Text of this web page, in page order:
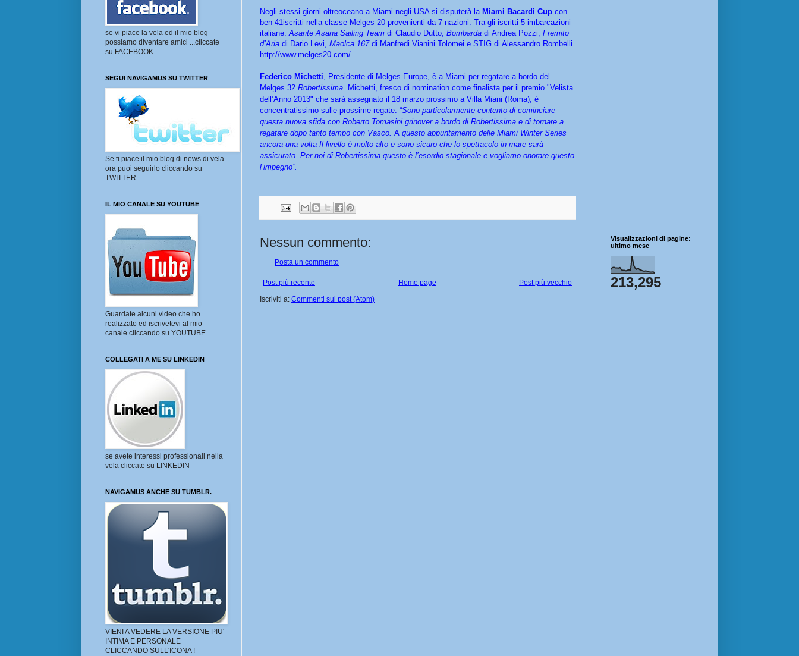
Negli stessi giorni oltreoceano a Miami negli USA si disputerà la Miami Bacardi Cup con
ben 41iscritti nella classe Melges 20 provenienti da 7 nazioni. Tra gli iscritti 5 imbarcazioni
italiane: Asante Asana Sailing Team di Claudio Dutto, Bombarda di Andrea Pozzi, Fremito
d’Aria di Dario Levi, Maolca 167di Manfredi Vianini Tolomei e STIG di Alessandro Rombelli
http://www.melges20.com/
Federico Michetti , Presidente di Melges Europe, è a Miami per regatare a bordo del
Melges 32 Robertissima . Michetti, fresco di nomination come finalista per il premio "Velista
dell’Anno 2013" che sarà assegnato il 18 marzo prossimo a Villa Miani (Roma), è
concentratissimo sulle prossime regate: “Sono particolarmente contento di cominciare
questa nuova sfida con Roberto Tomasini grinover a bordo di Robertissima e di tornare a
regatare dopo tanto tempo con Vasco. A questo appuntamento delle Miami Winter Series
ancora una volta Il livello è molto alto e sono sicuro che lo spettacolo in mare sarà
assicurato. Per noi di Robertissima questo è l’esordio stagionale e vogliamo onorare questo
l’impegno”.
Nessun commento:
Posta un commento
Post più recente Post più vecchio
Home page
Iscriviti a: Commenti sul post (Atom)
se vi piace la vela ed il mio blog
possiamo diventare amici ...cliccate
su FACEBOOK
SEGUI NAVIGAMUS SU TWITTER
Se ti piace il mio blog di news di vela
ora puoi seguirlo cliccando su
TWITTER
IL MIO CANALE SU YOUTUBE
Guardate alcuni video che ho
realizzato ed iscrivetevi al mio
canale cliccando su YOUTUBE
COLLEGATI A ME SU LINKEDIN
se avete interessi professionali nella
vela cliccate su LINKEDIN
NAVIGAMUS ANCHE SU TUMBLR.
VIENI A VEDERE LA VERSIONE PIU'
INTIMA E PERSONALE
CLICCANDO SULL'ICONA !
Visualizzazioni di pagine:
ultimo mese
213,295